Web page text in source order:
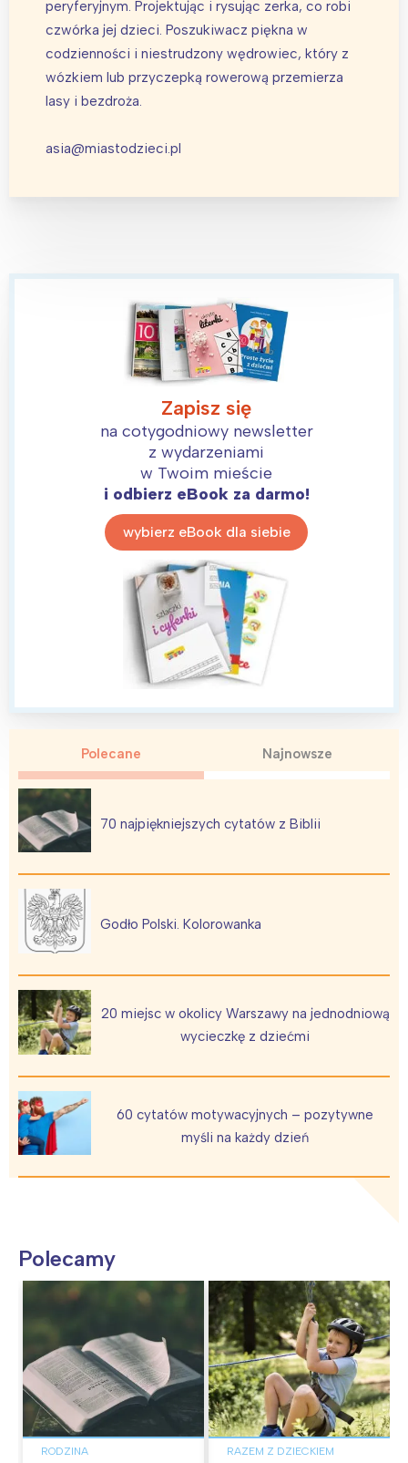
peryferyjnym. Projektując i rysując zerka, co robi
czwórka jej dzieci. Poszukiwacz piękna w
codzienności i niestrudzony wędrowiec, który z
wózkiem lub przyczepką rowerową przemierza
lasy i bezdroża.
asia@miastodzieci.pl
Zapisz się
na cotygodniowy newsletter
z wydarzeniami
w Twoim mieście
i odbierz eBook za darmo!
wybierz eBook dla siebie
Polecane Najnowsze
70 najpiękniejszych cytatów z Biblii
Godło Polski. Kolorowanka
20 miejsc w okolicy Warszawy na jednodniową
wycieczkę z dziećmi
60 cytatów motywacyjnych – pozytywne
myśli na każdy dzień
Polecamy
RODZINA RAZEM Z DZIECKIEM